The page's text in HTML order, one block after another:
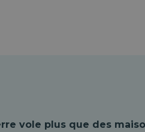
vole plus que des